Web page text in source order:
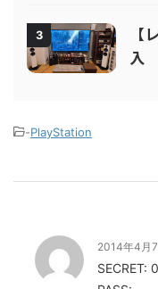
3
【
入
-PlayStation
2014年4月
SECRET: 0